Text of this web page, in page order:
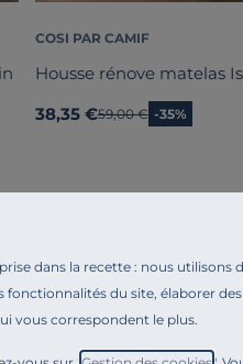
dans la recette : nous utilisons
fonctionnalités du site, élaborer
vous correspondent le plus.
COSI PAR CAMIF
Housse rénove matelas
38,35 €Ancien prix
59,00 € -35%
: 100380542728
recherchez une solution